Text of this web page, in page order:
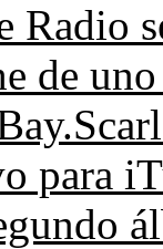
Radio
de
para